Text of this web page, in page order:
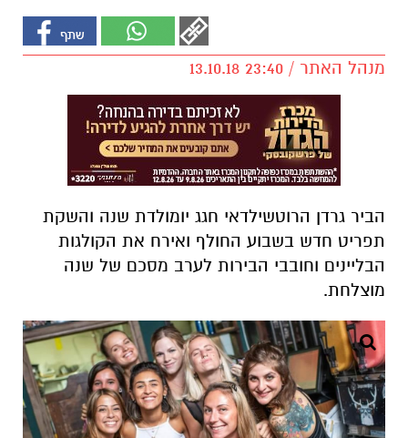
מנהל האתר / 23:40 13.10.18
הביר גרדן הרוטשילדאי חגג יומולדת שנה והשקת
תפריט חדש בשבוע החולף ואירח את הקולגות
הבליינים וחובבי הבירות לערב מסכם של שנה
מוצלחת.